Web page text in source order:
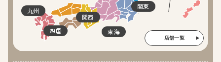
関東
東海
関西
四国
九州
店舗一覧